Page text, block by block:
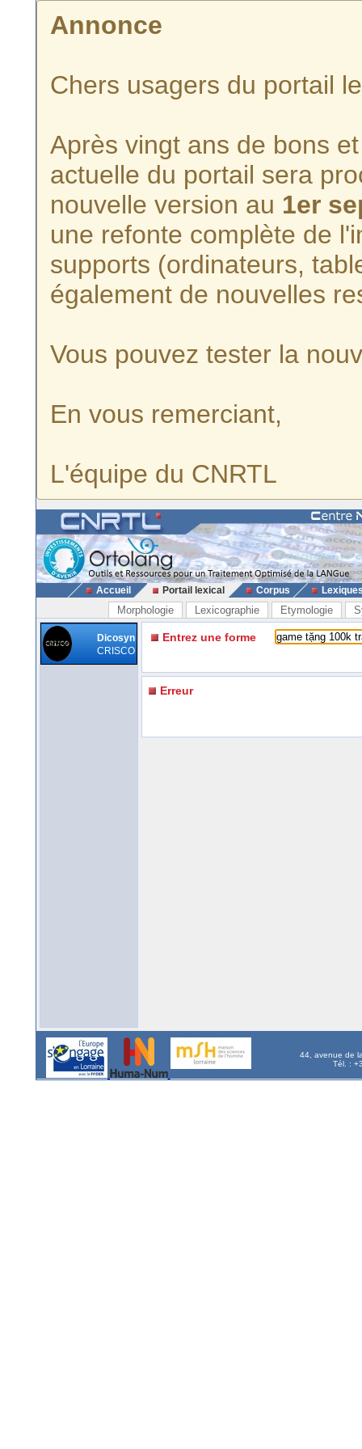
Annonce
Chers usagers du portail
Après vingt ans de bons
actuelle du portail sera
nouvelle version au 1er
une refonte complète de
supports (ordinateurs,
également de nouvelles
Vous pouvez tester la
En vous remerciant,
L'équipe du CNRTL
Accueil Portail lexical Corpus
Morphologie Lexicographie Etymologie
Dicosyn
CRISCO
Entrez une forme
Erreur
44, avenue de
Tél. :